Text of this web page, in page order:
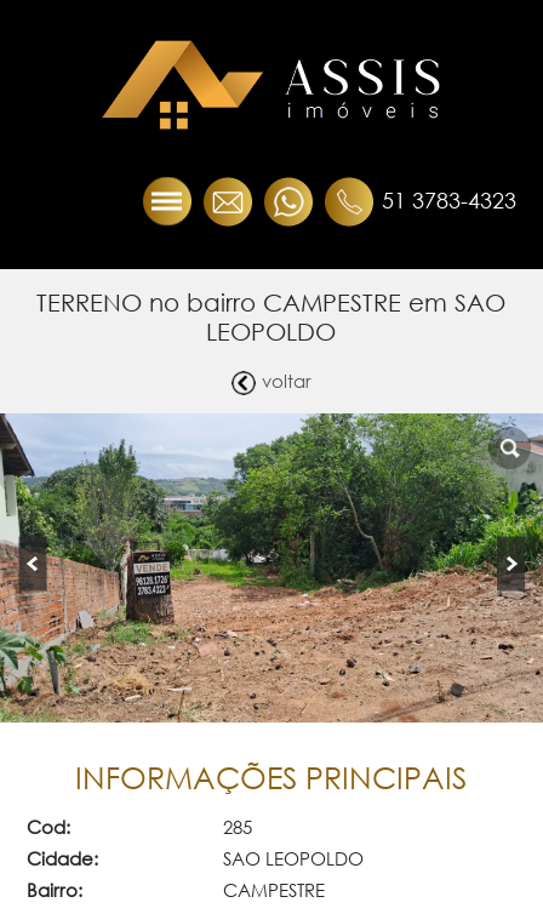
51 3783-4323
TERRENO no bairro CAMPESTRE em SAO
LEOPOLDO
voltar
INFORMAÇÕES PRINCIPAIS
Cod:
285
Cidade:
SAO LEOPOLDO
Bairro:
CAMPESTRE